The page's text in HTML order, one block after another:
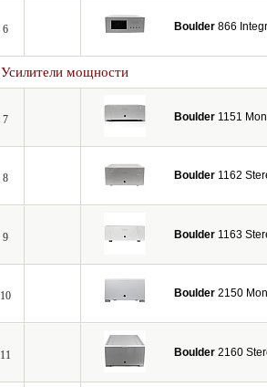
6 Boulder 866
Усилители мощности
7 Boulder 1151
8 Boulder 1162
9 Boulder 1163
10 Boulder 2150
11 Boulder 2160